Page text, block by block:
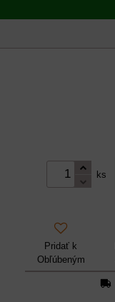
ks
Pridať k
Obľúbeným